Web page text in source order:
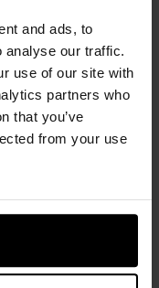
and ads, to
analyse our traffic.
use of our site with
partners who
that you’ve
from your use